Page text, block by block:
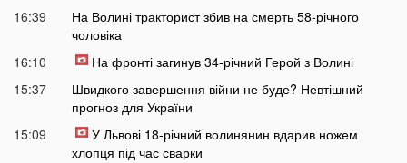
16:39
На Волині тракторист збив на смерть 58-річного
чоловіка
16:10
На фронті загинув 34-річний Герой з Волині
15:37
Швидкого завершення війни не буде? Невтішний
прогноз для України
15:09
У Львові 18-річний волинянин вдарив ножем
хлопця під час сварки